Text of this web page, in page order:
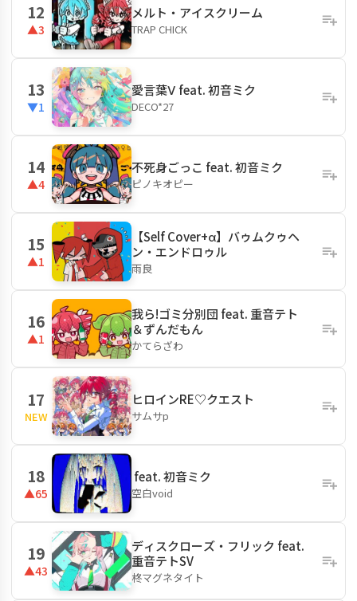
12
▲3
メルト・アイスクリーム
TRAP CHICK
13
▼1
愛言葉Ⅴ feat. 初音ミク
DECO*27
14
▲4
不死身ごっこ feat. 初音ミク
ピノキオピー
15
▲1
【Self Cover+α】バゥムクゥヘ
ン・エンドロゥル
雨良
16
▲1
我ら!ゴミ分別団 feat. 重音テト
＆ずんだもん
かてらざわ
17
NEW
ヒロインRE♡クエスト
サムサp
18
▲65
ㅤ feat. 初音ミク
空白void
19
▲43
ディスクローズ・フリック feat.
重音テトSV
柊マグネタイト